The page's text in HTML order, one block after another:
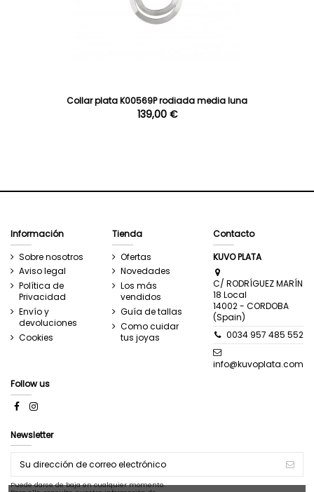
Collar plata K00569P rodiada media luna
139,00 €
Información
Sobre nosotros
Aviso legal
Política de
Privacidad
Envío y
devoluciones
Cookies
Tienda
Ofertas
Novedades
Los más
vendidos
Guía de tallas
Como cuidar
tus joyas
Contacto
KUVO PLATA
C/ RODRÍGUEZ MARÍN
18 Local
14002 - CORDOBA
(Spain)
0034 957 485 552
info@kuvoplata.com
Follow us
Newsletter
Puede darse de baja en cualquier momento.